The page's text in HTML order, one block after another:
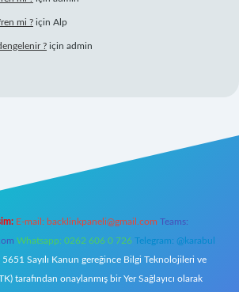
mi ? için Alp
? için admin
E-mail: backlinkpaneli@gmail.com Teams:
Whatsapp: 0262 606 0 726 Telegram: @karabul
5651 Sayılı Kanun gereğince Bilgi Teknolojileri ve
tarafından onaylanmış bir Yer Sağlayıcı olarak